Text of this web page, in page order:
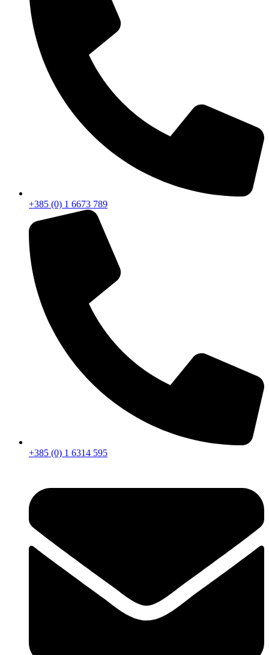
+385 (0) 1 6673 789
+385 (0) 1 6314 595